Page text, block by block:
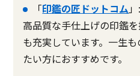
「印鑑の匠ドットコム 」:
高品質な手仕上げの印鑑
も充実しています。一生
たい方におすすめです。